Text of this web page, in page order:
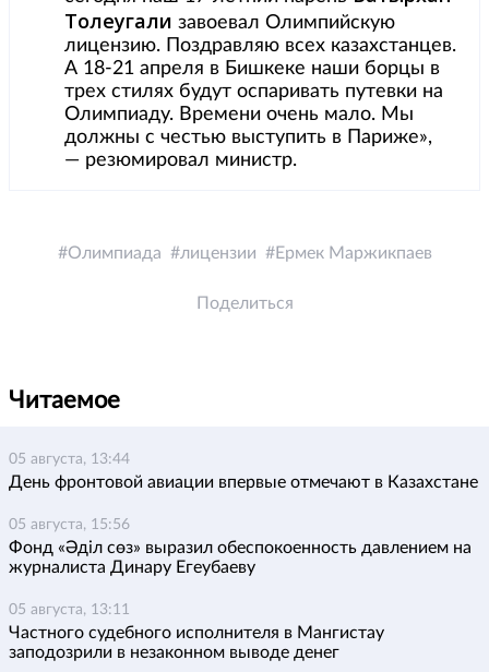
Толеугали завоевал Олимпийскую
лицензию. Поздравляю всех казахстанцев.
А 18-21 апреля в Бишкеке наши борцы в
трех стилях будут оспаривать путевки на
Олимпиаду. Времени очень мало. Мы
должны с честью выступить в Париже»,
— резюмировал министр.
Олимпиада лицензии Ермек Маржикпаев
Поделиться
Читаемое
05 августа, 13:44
День фронтовой авиации впервые отмечают в Казахстане
05 августа, 15:56
Фонд «Әділ сөз» выразил обеспокоенность давлением на
журналиста Динару Егеубаеву
05 августа, 13:11
Частного судебного исполнителя в Мангистау
заподозрили в незаконном выводе денег